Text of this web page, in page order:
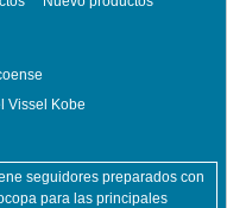
Vissel Kobe
seguidores preparados con
para las principales